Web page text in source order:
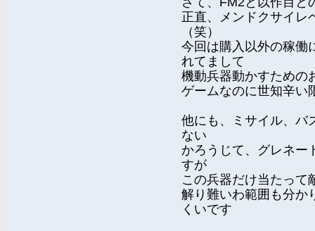
正直、メンドクサイレ
（笑）
今回は購入以外の稼働
れてまして
機動兵器動かすための
ゲームなのに世知辛い
他にも、ミサイル、バ
ない
かろうじて、グレネー
すが
この兵器だけ当たって
解り難いわ範囲も分か
くいです